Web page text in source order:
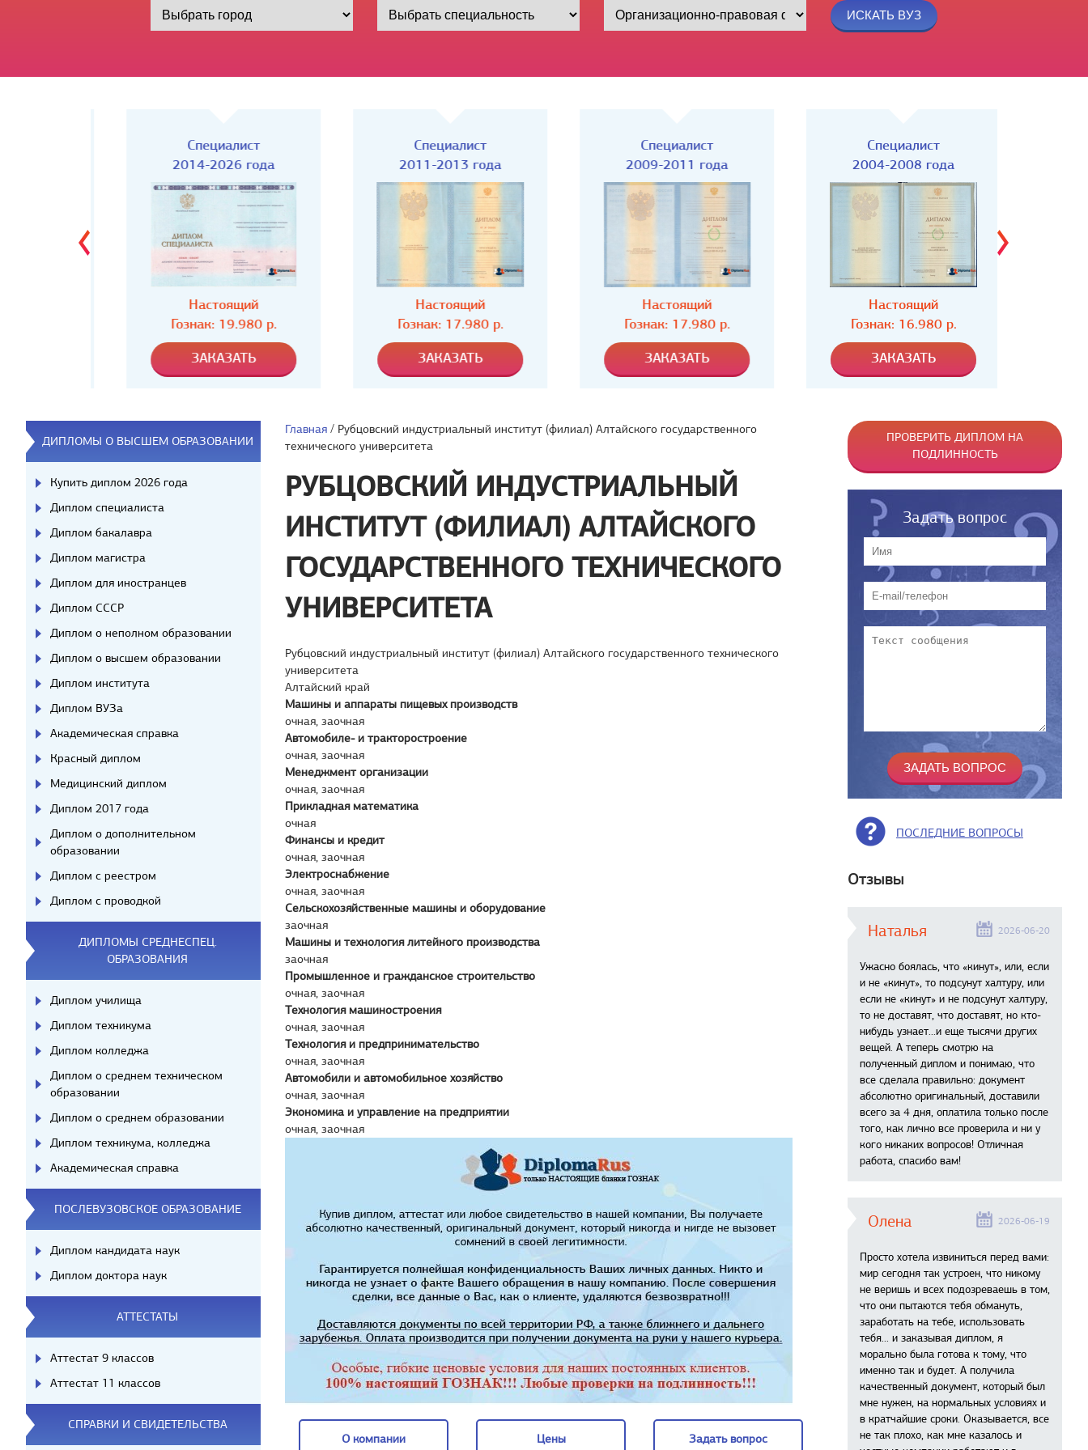
Специалист
2014-2026 года
Настоящий
Гознак: 19.980 р.
Специалист
2011-2013 года
Настоящий
Гознак: 17.980 р.
Специалист
2009-2011 года
Настоящий
Гознак: 17.980 р.
Специалист
2004-2008 года
Настоящий
Гознак: 16.980 р.
Главная / Рубцовский индустриальный институт (филиал) Алтайского государственного
технического университета
РУБЦОВСКИЙ ИНДУСТРИАЛЬНЫЙ
ИНСТИТУТ (ФИЛИАЛ) АЛТАЙСКОГО
ГОСУДАРСТВЕННОГО ТЕХНИЧЕСКОГО
УНИВЕРСИТЕТА
Рубцовский индустриальный институт (филиал) Алтайского государственного технического
университета
Алтайский край
Машины и аппараты пищевых производств
очная, заочная
Автомобиле- и тракторостроение
очная, заочная
Менеджмент организации
очная, заочная
Прикладная математика
очная
Финансы и кредит
очная, заочная
Электроснабжение
очная, заочная
Сельскохозяйственные машины и оборудование
заочная
Машины и технология литейного производства
заочная
Промышленное и гражданское строительство
очная, заочная
Технология машиностроения
очная, заочная
Технология и предпринимательство
очная, заочная
Автомобили и автомобильное хозяйство
очная, заочная
Экономика и управление на предприятии
очная, заочная
О компании Цены Задать вопрос
ДИПЛОМЫ О ВЫСШЕМ ОБРАЗОВАНИИ
Купить диплом 2026 года
Диплом специалиста
Диплом бакалавра
Диплом магистра
Диплом для иностранцев
Диплом СССР
Диплом о неполном образовании
Диплом о высшем образовании
Диплом института
Диплом ВУЗа
Академическая справка
Красный диплом
Медицинский диплом
Диплом 2017 года
Диплом о дополнительном
образовании
Диплом с реестром
Диплом с проводкой
ДИПЛОМЫ СРЕДНЕСПЕЦ.
ОБРАЗОВАНИЯ
Диплом училища
Диплом техникума
Диплом колледжа
Диплом о среднем техническом
образовании
Диплом о среднем образовании
Диплом техникума, колледжа
Академическая справка
ПОСЛЕВУЗОВСКОЕ ОБРАЗОВАНИЕ
Диплом кандидата наук
Диплом доктора наук
АТТЕСТАТЫ
Аттестат 9 классов
Аттестат 11 классов
СПРАВКИ И СВИДЕТЕЛЬСТВА
ПРОВЕРИТЬ ДИПЛОМ НА
ПОДЛИННОСТЬ
Задать вопрос
ПОСЛЕДНИЕ ВОПРОСЫ
Отзывы
Наталья 2026-06-20
Ужасно боялась, что «кинут», или, если
и не «кинут», то подсунут халтуру, или
если не «кинут» и не подсунут халтуру,
то не доставят, что доставят, но кто-
нибудь узнает...и еще тысячи других
вещей. А теперь смотрю на
полученный диплом и понимаю, что
все сделала правильно: документ
абсолютно оригинальный, доставили
всего за 4 дня, оплатила только после
того, как лично все проверила и ни у
кого никаких вопросов! Отличная
работа, спасибо вам!
Олена 2026-06-19
Просто хотела извиниться перед вами:
мир сегодня так устроен, что никому
не веришь и всех подозреваешь в том,
что они пытаются тебя обмануть,
заработать на тебе, использовать
тебя... и заказывая диплом, я
морально была готова к тому, что
именно так и будет. А получила
качественный документ, который был
мне нужен, на нормальных условиях и
в кратчайшие сроки. Оказывается, все
не так плохо, как мне казалось и